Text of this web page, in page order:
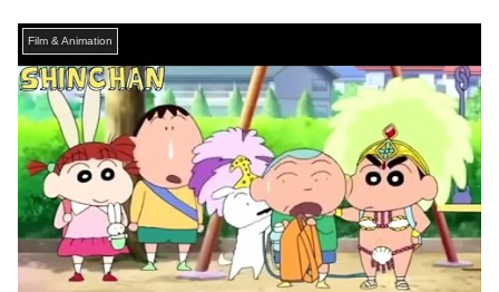
Film & Animation